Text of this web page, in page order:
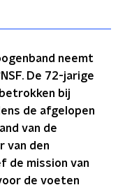
neemt
De 72-jarige
bij
de afgelopen
van de
van den
de mission van
de voeten